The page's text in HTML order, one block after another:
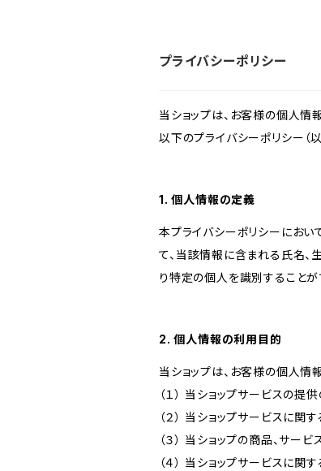
プライバシーポリシー
当ショップは、お客様の個人情
以下のプライバシーポリシー（
1. 個人情報の定義
本プライバシーポリシーにおい
て、当該情報に含まれる氏名、
り特定の個人を識別することが
2. 個人情報の利用目的
当ショップは、お客様の個人情
（１） 当ショップサービスの提
（２） 当ショップサービスに
（３） 当ショップの商品、サー
（４） 当ショップサービスに関